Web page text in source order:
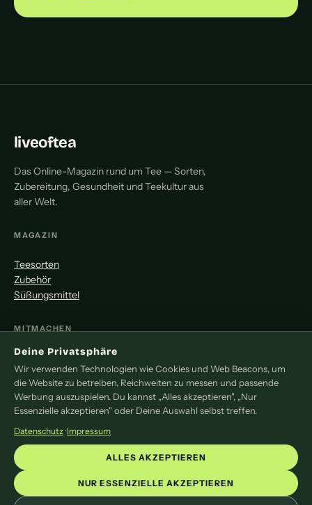
liveoftea
Das Online-Magazin rund um Tee — Sorten,
Zubereitung, Gesundheit und Teekultur aus
aller Welt.
MAGAZIN
Teesorten
Zubehör
Süßungsmittel
MITMACHEN
Redaktion
Pressemitteilung
Newsletter
Kontakt
LEGAL
Impressum
Datenschutz
Cookie-Einstellungen
Deine Privatsphäre
Wir verwenden Technologien wie Cookies und Web Beacons, um
die Website zu betreiben, Reichweiten zu messen und passende
Werbung auszuspielen. Du kannst „Alles akzeptieren", „Nur
Essenzielle akzeptieren" oder Deine Auswahl selbst treffen.
Datenschutz·Impressum
NUR ESSENZIELLE AKZEPTIEREN
ALLES AKZEPTIEREN